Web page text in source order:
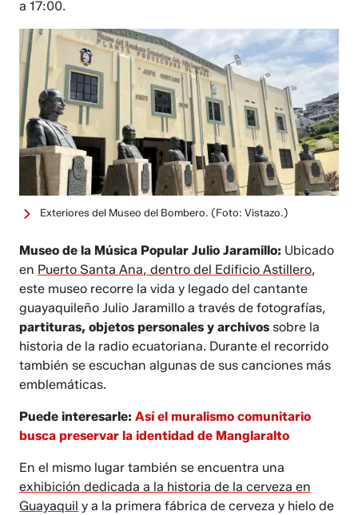
a 17:00.
Exteriores del Museo del Bombero. (Foto: Vistazo.)
Museo de la Música Popular Julio Jaramillo: Ubicado
en Puerto Santa Ana, dentro del Edificio Astillero,
este museo recorre la vida y legado del cantante
guayaquileño Julio Jaramillo a través de fotografías,
partituras, objetos personales y archivos sobre la
historia de la radio ecuatoriana. Durante el recorrido
también se escuchan algunas de sus canciones más
emblemáticas.
Puede interesarle: Así el muralismo comunitario
busca preservar la identidad de Manglaralto
En el mismo lugar también se encuentra una
exhibición dedicada a la historia de la cerveza en
Guayaquil y a la primera fábrica de cerveza y hielo de